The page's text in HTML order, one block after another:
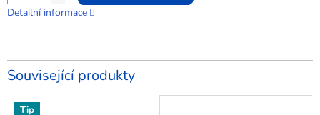
Detailní informace
Související produkty
Tip